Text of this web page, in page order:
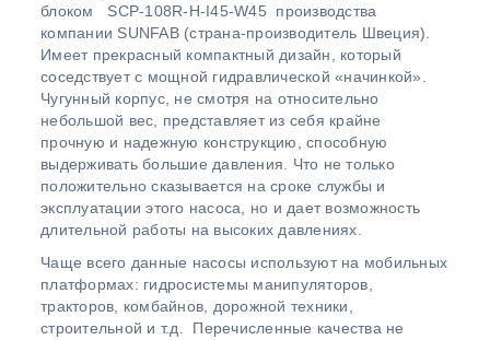
блоком SCP-108R-H-I45-W45 производства
компании SUNFAB (страна-производитель Швеция).
Имеет прекрасный компактный дизайн, который
соседствует с мощной гидравлической «начинкой».
Чугунный корпус, не смотря на относительно
небольшой вес, представляет из себя крайне
прочную и надежную конструкцию, способную
выдерживать большие давления. Что не только
положительно сказывается на сроке службы и
эксплуатации этого насоса, но и дает возможность
длительной работы на высоких давлениях.
Чаще всего данные насосы используют на мобильных
платформах: гидросистемы манипуляторов,
тракторов, комбайнов, дорожной техники,
строительной и т.д. Перечисленные качества не